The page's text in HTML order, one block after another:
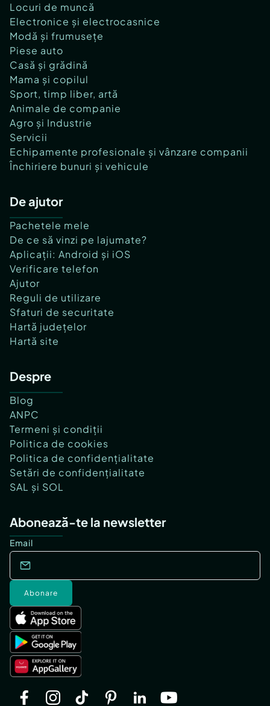
Locuri de muncă
Electronice și electrocasnice
Modă și frumusețe
Piese auto
Casă și grădină
Mama și copilul
Sport, timp liber, artă
Animale de companie
Agro și Industrie
Servicii
Echipamente profesionale și vânzare companii
Închiriere bunuri și vehicule
De ajutor
Pachetele mele
De ce să vinzi pe lajumate?
Aplicații: Android și iOS
Verificare telefon
Ajutor
Reguli de utilizare
Sfaturi de securitate
Hartă județelor
Hartă site
Despre
Blog
ANPC
Termeni și condiții
Politica de cookies
Politica de confidențialitate
Setări de confidențialitate
SAL și SOL
Abonează-te la newsletter
Email
Abonare